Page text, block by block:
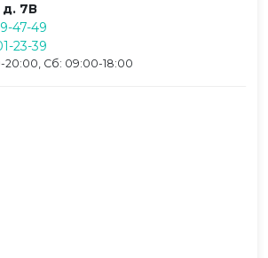
д. 7В
47-49
23-39
20:00, Сб: 09:00-18:00